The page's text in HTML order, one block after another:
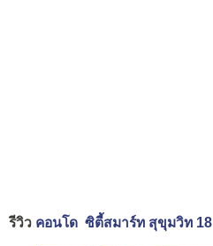
รีวิว คอนโด ซิตี้สมาร์ท สุขุมวิท 18